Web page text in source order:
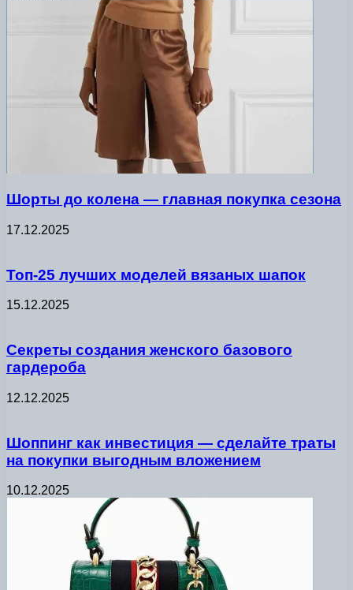
Шорты до колена — главная покупка сезона
17.12.2025
Топ-25 лучших моделей вязаных шапок
15.12.2025
Секреты создания женского базового
гардероба
12.12.2025
Шоппинг как инвестиция — сделайте траты
на покупки выгодным вложением
10.12.2025